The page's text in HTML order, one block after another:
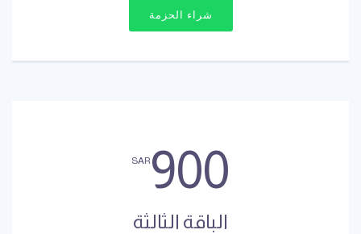
شراء الحزمة
SAR 900
الباقة الثالثة